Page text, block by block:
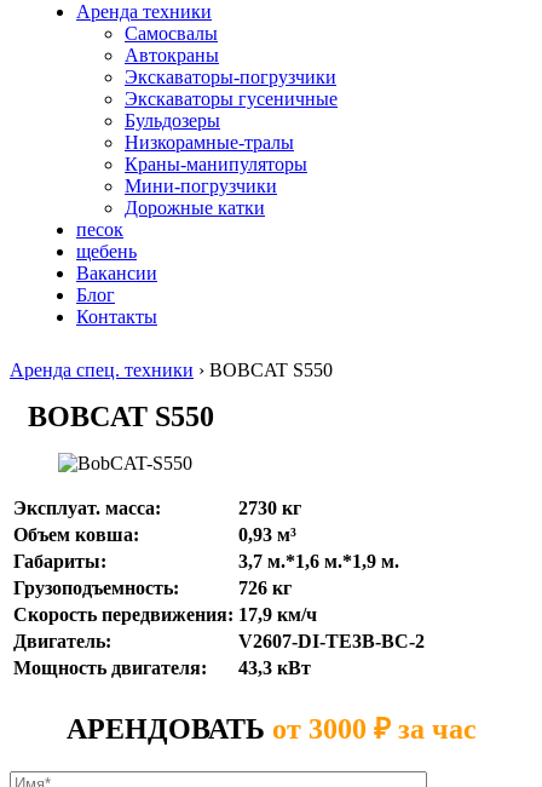
Аренда техники
Самосвалы
Автокраны
Экскаваторы-погрузчики
Экскаваторы гусеничные
Бульдозеры
Низкорамные-тралы
Краны-манипуляторы
Мини-погрузчики
Дорожные катки
песок
щебень
Вакансии
Блог
Контакты
Аренда спец. техники › BOBCAT S550
BOBCAT S550
Эксплуат. масса:
2730 кг
Объем ковша:
0,93 м³
Габариты:
3,7 м.*1,6 м.*1,9 м.
Грузоподъемность:
726 кг
Скорость передвижения: 17,9 км/ч
Двигатель:
V2607-DI-TE3B-BC-2
Мощность двигателя:
43,3 кВт
АРЕНДОВАТЬ от 3000 ₽ за час